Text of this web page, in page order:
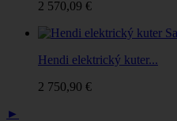
2 570,09 €
Hendi elektrický kuter...
2 750,90 €
►